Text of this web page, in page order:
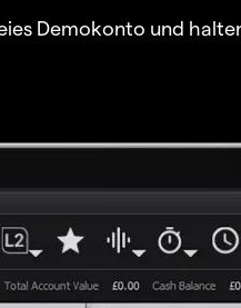
Demokonto und